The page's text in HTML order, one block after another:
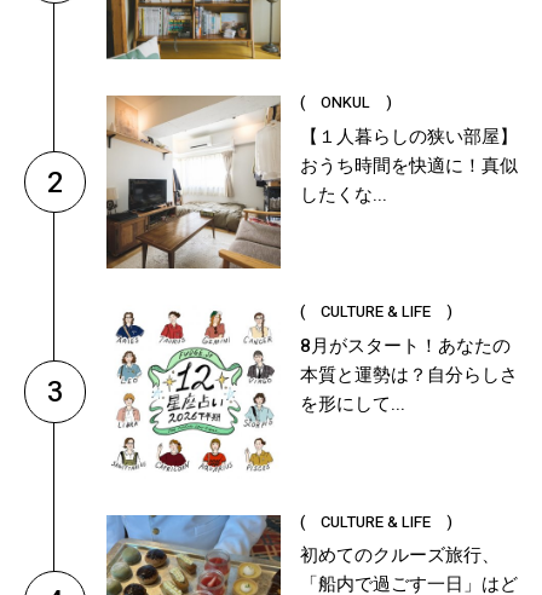
2
( ONKUL )
【１人暮らしの狭い部屋】
おうち時間を快適に！真似
したくな...
3
( CULTURE & LIFE )
8月がスタート！あなたの
本質と運勢は？自分らしさ
を形にして...
( CULTURE & LIFE )
初めてのクルーズ旅行、
「船内で過ごす一日」はど